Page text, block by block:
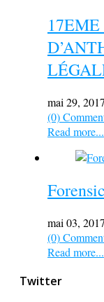
mai 29, 2017
(0)
Read more...
mai 03, 2017
(0)
Read more...
Twitter